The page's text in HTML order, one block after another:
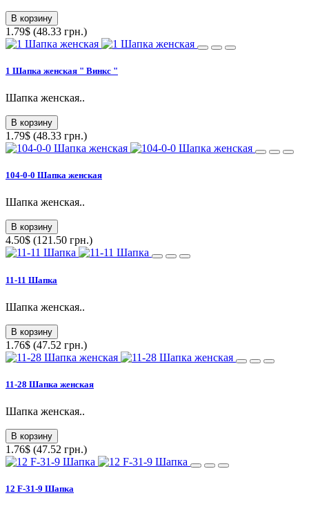
В корзину
1.79$ (48.33 грн.)
1 Шапка женская " Винкс "
Шапка женская..
В корзину
1.79$ (48.33 грн.)
104-0-0 Шапка женская
Шапка женская..
В корзину
4.50$ (121.50 грн.)
11-11 Шапка
Шапка женская..
В корзину
1.76$ (47.52 грн.)
11-28 Шапка женская
Шапка женская..
В корзину
1.76$ (47.52 грн.)
12 F-31-9 Шапка